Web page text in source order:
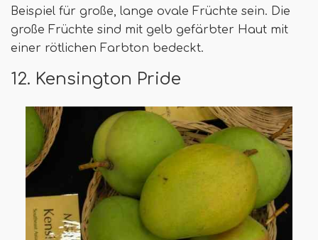
Beispiel für große, lange ovale Früchte sein. Die
große Früchte sind mit gelb gefärbter Haut mit
einer rötlichen Farbton bedeckt.
12. Kensington Pride